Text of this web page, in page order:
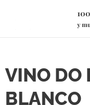
y
VINO DO
BLANCO